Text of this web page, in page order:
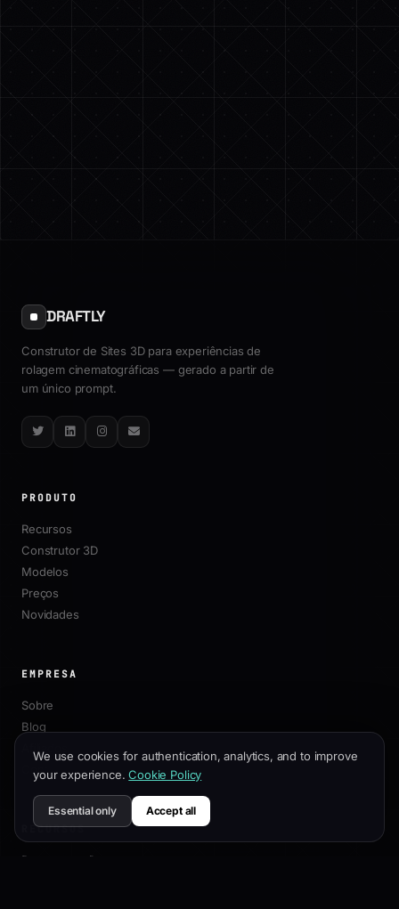
DRAFTLY
Construtor de Sites 3D para experiências de
rolagem cinematográficas — gerado a partir de
um único prompt.
TwitterLinkedInInstagram
Email
PRODUTO
Recursos
Construtor 3D
Modelos
Preços
Novidades
EMPRESA
Sobre
Blog
Contato
RECURSOS
Documentação
We use cookies for authentication, analytics, and to improve
your experience. Cookie Policy
Essential only Accept all